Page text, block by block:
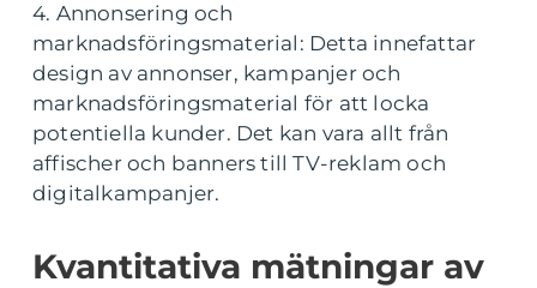
4. Annonsering och
marknadsföringsmaterial: Detta innefattar
design av annonser, kampanjer och
marknadsföringsmaterial för att locka
potentiella kunder. Det kan vara allt från
affischer och banners till TV-reklam och
digitalkampanjer.
Kvantitativa mätningar av